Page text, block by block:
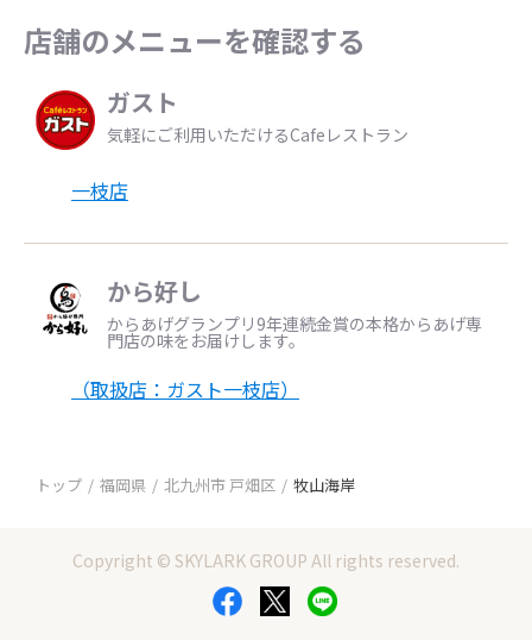
店舗のメニューを確認する
ガスト
気軽にご利用いただけるCafeレストラン
一枝店
から好し
からあげグランプリ9年連続金賞の本格からあげ専
門店の味をお届けします。
（取扱店：ガスト一枝店）
トップ 福岡県 北九州市 戸畑区 牧山海岸
Copyright © SKYLARK GROUP All rights reserved.